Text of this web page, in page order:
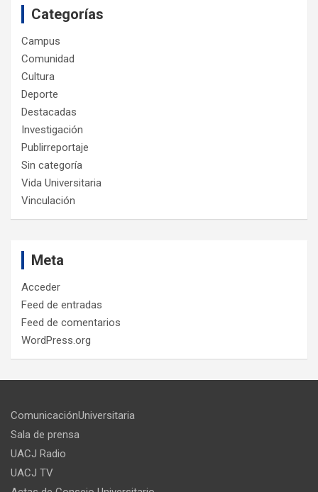
Categorías
Campus
Comunidad
Cultura
Deporte
Destacadas
Investigación
Publirreportaje
Sin categoría
Vida Universitaria
Vinculación
Meta
Acceder
Feed de entradas
Feed de comentarios
WordPress.org
ComunicaciónUniversitaria
Sala de prensa
UACJ Radio
UACJ TV